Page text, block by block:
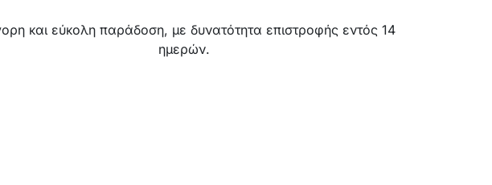
και εύκολη παράδοση, με δυνατότητα επιστροφής εντός 14
ημερών.